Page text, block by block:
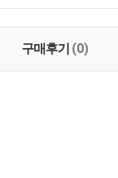
구매후기 (0)